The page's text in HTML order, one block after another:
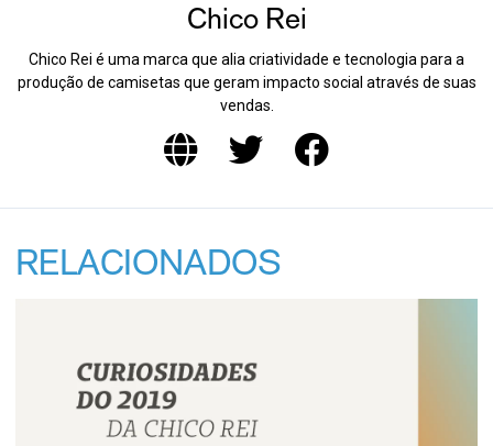
Chico Rei
Chico Rei é uma marca que alia criatividade e tecnologia para a
produção de camisetas que geram impacto social através de suas
vendas.
RELACIONADOS